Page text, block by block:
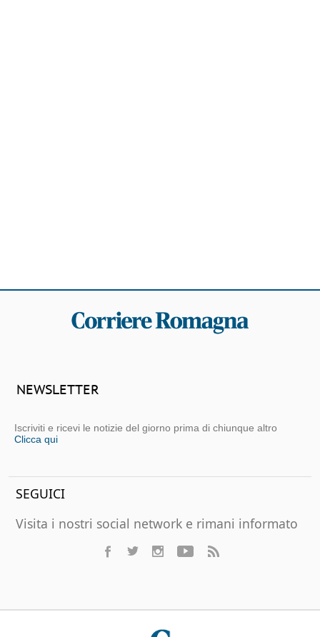
NEWSLETTER
Iscriviti e ricevi le notizie del giorno prima di chiunque altro
Clicca qui
SEGUICI
Visita i nostri social network e rimani informato